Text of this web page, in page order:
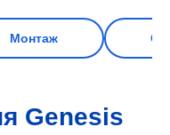
Монтаж
Genesis